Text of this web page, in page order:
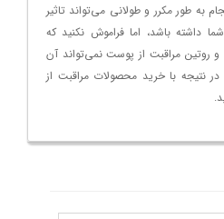
به طور مکرر و طولانی می‌تواند تاثیر
داشته باشد، اما فراموش نکنید که
و روتین مراقبت از پوست نمی‌تواند آن
در نتیجه با خرید محصولات مراقبت از